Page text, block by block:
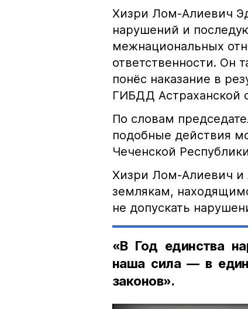
Хизри Лом-Алиевич
нарушений и
межнациональных
ответственности. Он
понёс наказание в
ГИБДД Астраханской
По словам
подобные действия
Чеченской
Хизри Лом-Алиевич и
землякам,
не допускать
«В Год единства
наша сила — в
законов».